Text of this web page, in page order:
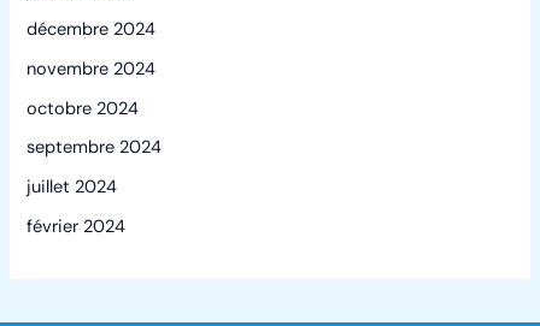
décembre 2024
novembre 2024
octobre 2024
septembre 2024
juillet 2024
février 2024